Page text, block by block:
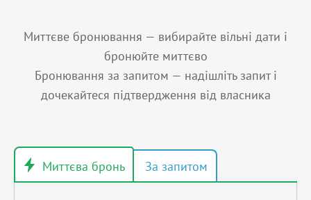
Миттєве бронювання — вибирайте вільні дати і
бронюйте миттєво
Бронювання за запитом — надішліть запит і
дочекайтеся підтвердження від власника